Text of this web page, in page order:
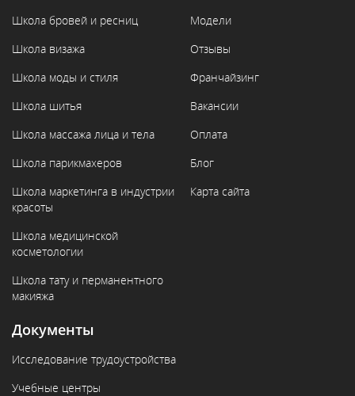
Школа бровей и ресниц
Школа визажа
Школа моды и стиля
Школа шитья
Школа массажа лица и тела
Школа парикмахеров
Школа маркетинга в индустрии
красоты
Школа медицинской
косметологии
Школа тату и перманентного
макияжа
Модели
Отзывы
Франчайзинг
Вакансии
Оплата
Блог
Карта сайта
Документы
Исследование трудоустройства
Учебные центры